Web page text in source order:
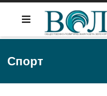
Спорт